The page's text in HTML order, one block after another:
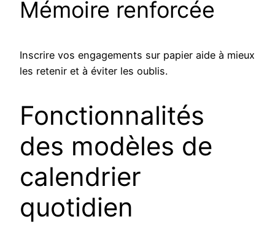
Mémoire renforcée
Inscrire vos engagements sur papier aide à mieux
les retenir et à éviter les oublis.
Fonctionnalités
des modèles de
calendrier
quotidien